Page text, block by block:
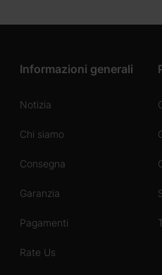
Informazioni generali
Notizia
Chi siamo
Consegna
Garanzia
Pagamenti
Rate Us